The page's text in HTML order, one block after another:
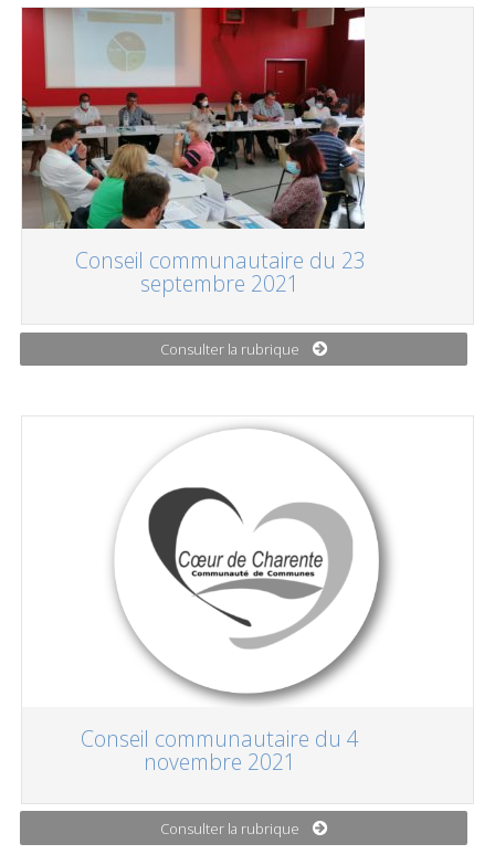
Conseil communautaire du 23
septembre 2021
Consulter la rubrique
Conseil communautaire du 4
novembre 2021
Consulter la rubrique